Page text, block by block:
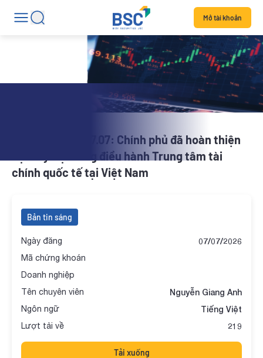
Mở tài khoản
Bản tin sáng
BSC Morning | 07.07: Chính phủ đã hoàn thiện
bộ máy Hội đồng điều hành Trung tâm tài
chính quốc tế tại Việt Nam
Bản tin sáng
Ngày đăng 07/07/2026
Mã chứng khoán
Doanh nghiệp
Tên chuyên viên
Nguyễn Giang Anh
Ngôn ngữ Tiếng Việt
Lượt tải về 219
Tải xuống